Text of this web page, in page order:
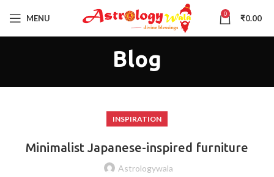
MENU 0 ₹0.00
Blog
INSPIRATION
Minimalist Japanese-inspired furniture
Astrologywala